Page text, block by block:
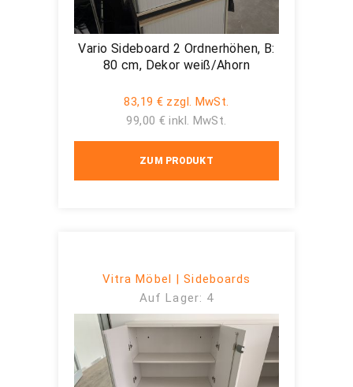
Vario Sideboard 2 Ordnerhöhen, B:
80 cm, Dekor weiß/Ahorn
83,19 € zzgl. MwSt.
99,00 € inkl. MwSt.
ZUM PRODUKT
Vitra Möbel | Sideboards
Auf Lager: 4